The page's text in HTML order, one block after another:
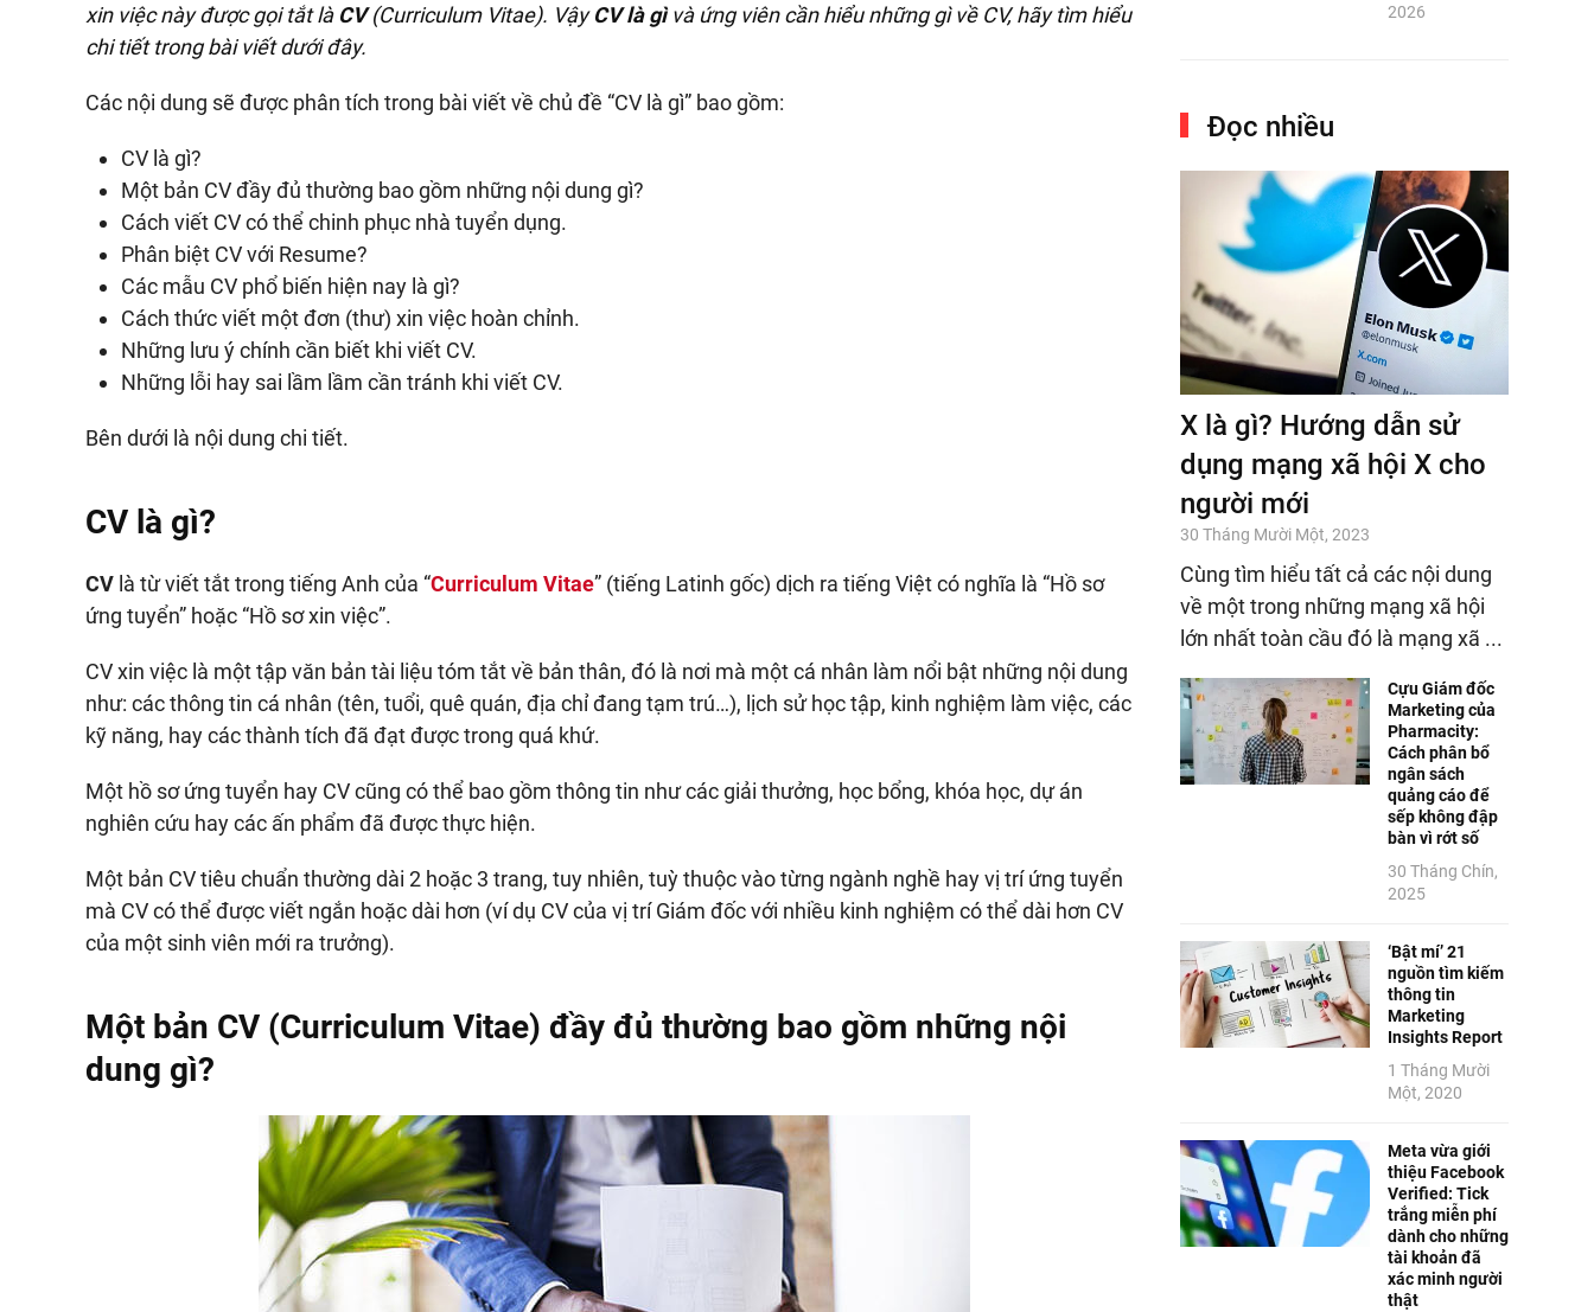
xin việc này được gọi tắt là CV(Curriculum Vitae). VậyCV là gìvà ứng viên cần hiểu những gì về CV, hãy tìm hiểu
chi tiết trong bài viết dưới đây.
Các nội dung sẽ được phân tích trong bài viết về chủ đề “CV là gì” bao gồm:
CV là gì?
Một bản CV đầy đủ thường bao gồm những nội dung gì?
Cách viết CV có thể chinh phục nhà tuyển dụng.
Phân biệt CV với Resume?
Các mẫu CV phổ biến hiện nay là gì?
Cách thức viết một đơn (thư) xin việc hoàn chỉnh.
Những lưu ý chính cần biết khi viết CV.
Những lỗi hay sai lầm lầm cần tránh khi viết CV.
Bên dưới là nội dung chi tiết.
CV là gì?
CV là từ viết tắt trong tiếng Anh của “Curriculum Vitae” (tiếng Latinh gốc) dịch ra tiếng Việt có nghĩa là “Hồ sơ
ứng tuyển” hoặc “Hồ sơ xin việc”.
CV xin việc là một tập văn bản tài liệu tóm tắt về bản thân, đó là nơi mà một cá nhân làm nổi bật những nội dung
như: các thông tin cá nhân (tên, tuổi, quê quán, địa chỉ đang tạm trú…), lịch sử học tập, kinh nghiệm làm việc, các
kỹ năng, hay các thành tích đã đạt được trong quá khứ.
Một hồ sơ ứng tuyển hay CV cũng có thể bao gồm thông tin như các giải thưởng, học bổng, khóa học, dự án
nghiên cứu hay các ấn phẩm đã được thực hiện.
Một bản CV tiêu chuẩn thường dài 2 hoặc 3 trang, tuy nhiên, tuỳ thuộc vào từng ngành nghề hay vị trí ứng tuyển
mà CV có thể được viết ngắn hoặc dài hơn (ví dụ CV của vị trí Giám đốc với nhiều kinh nghiệm có thể dài hơn CV
của một sinh viên mới ra trưởng).
Một bản CV (Curriculum Vitae) đầy đủ thường bao gồm những nội
dung gì?
2026
Đọc nhiều
X là gì? Hướng dẫn sử
dụng mạng xã hội X cho
người mới
30 Tháng Mười Một, 2023
Cùng tìm hiểu tất cả các nội dung
về một trong những mạng xã hội
lớn nhất toàn cầu đó là mạng xã ...
Cựu Giám đốc
Marketing của
Pharmacity:
Cách phân bổ
ngân sách
quảng cáo để
sếp không đập
bàn vì rớt số
30 Tháng Chín,
2025
‘Bật mí’ 21
nguồn tìm kiếm
thông tin
Marketing
Insights Report
1 Tháng Mười
Một, 2020
Meta vừa giới
thiệu Facebook
Verified: Tick
trắng miễn phí
dành cho những
tài khoản đã
xác minh người
thật